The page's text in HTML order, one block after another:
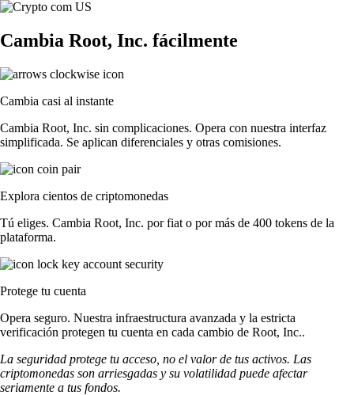
Cambia Root, Inc. fácilmente
Cambia casi al instante
Cambia Root, Inc. sin complicaciones. Opera con nuestra interfaz
simplificada. Se aplican diferenciales y otras comisiones.
Explora cientos de criptomonedas
Tú eliges. Cambia Root, Inc. por fiat o por más de 400 tokens de la
plataforma.
Protege tu cuenta
Opera seguro. Nuestra infraestructura avanzada y la estricta
verificación protegen tu cuenta en cada cambio de Root, Inc..
La seguridad protege tu acceso, no el valor de tus activos. Las
criptomonedas son arriesgadas y su volatilidad puede afectar
seriamente a tus fondos.